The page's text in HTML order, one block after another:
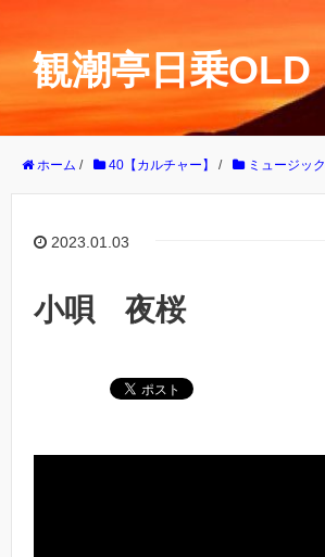
観潮亭日乗OLD
ホーム / 40【カルチャー】 / ミュージック
2023.01.03
小唄 夜桜